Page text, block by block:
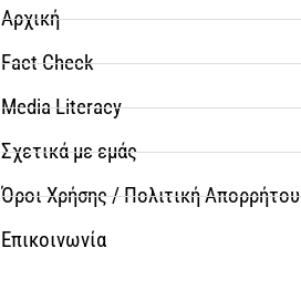
Αρχική
Fact Check
Media Literacy
Σχετικά με εμάς
Όροι Χρήσης / Πολιτική Απορρήτου
Επικοινωνία